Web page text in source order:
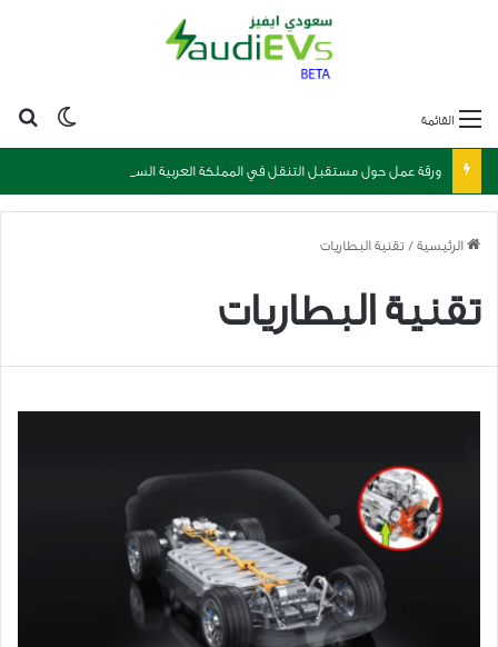
الوضع القائمة
ورقة عمل حول مستقبل التنقل في المملكة العربية السعودية
الرئيسية / تقنية البطاريات
تقنية البطاريات